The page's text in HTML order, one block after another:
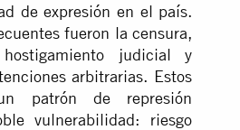
de expresión en el país.
fueron la censura,
judicial y
arbitrarias. Estos
patrón de represión
vulnerabilidad: riesgo